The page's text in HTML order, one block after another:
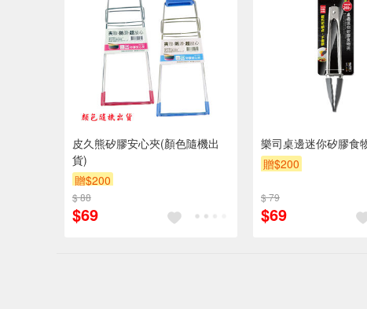
皮久熊矽膠安心夾(顏色隨機出
貨)
贈$200
$ 88
$69
樂司桌邊迷你矽膠食
贈$200
$ 79
$69